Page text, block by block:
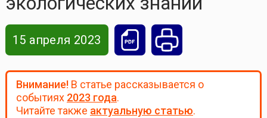
15 апреля 2023
Внимание!В статье рассказывается о
событиях 2023 года.
Читайте также актуальную статью.